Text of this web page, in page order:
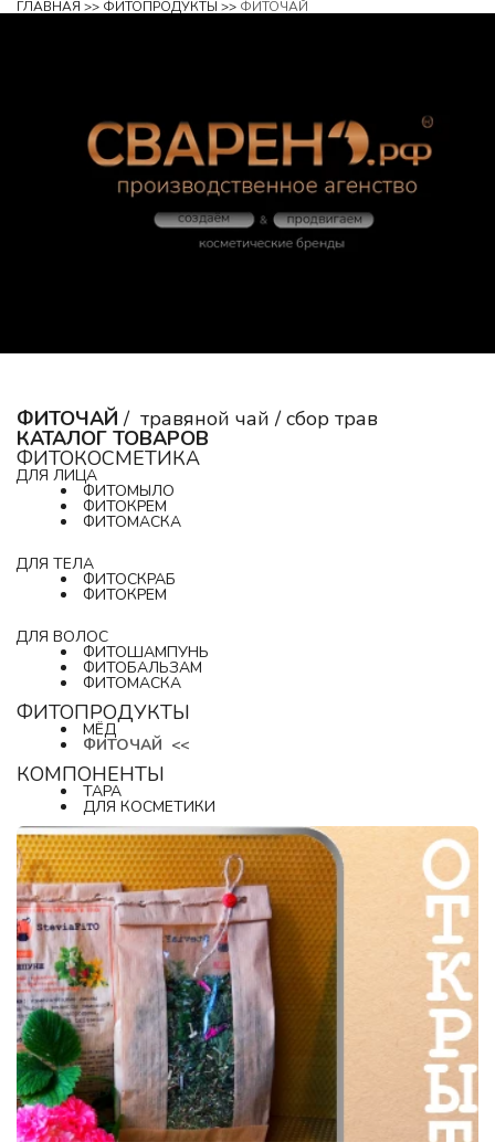
ГЛАВНАЯ >> ФИТОПРОДУКТЫ >> ФИТОЧАЙ
ФИТОЧАЙ /  травяной чай / сбор трав
КАТАЛОГ ТОВАРОВ
ФИТОКОСМЕТИКА
ДЛЯ ЛИЦА
ФИТОМЫЛО
ФИТОКРЕМ
ФИТОМАСКА
ДЛЯ ТЕЛА
ФИТОСКРАБ
ФИТОКРЕМ
ДЛЯ ВОЛОС
ФИТОШАМПУНЬ
ФИТОБАЛЬЗАМ
ФИТОМАСКА
ФИТОПРОДУКТЫ
МЁД
ФИТОЧАЙ
  <<
КОМПОНЕНТЫ
ТАРА
ДЛЯ КОСМЕТИКИ